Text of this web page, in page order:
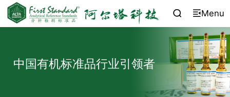
 Menu
中国有机标准品行业引领者